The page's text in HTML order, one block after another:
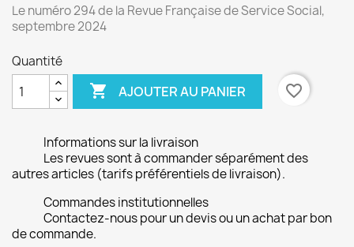
Le numéro 294 de la Revue Française de Service Social,
septembre 2024
Quantité
 AJOUTER AU PANIER favorite_border
Informations sur la livraison
Les revues sont à commander séparément des
autres articles (tarifs préférentiels de livraison).
Commandes institutionnelles
Contactez-nous pour un devis ou un achat par bon
de commande.